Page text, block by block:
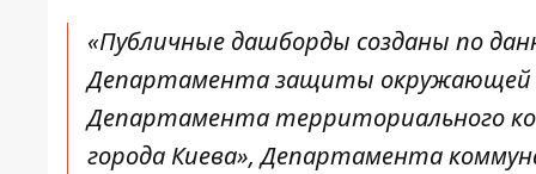
«Публичные дашборды созданы по
Департамента защиты окружающей
Департамента территориального
города Киева», Департамента